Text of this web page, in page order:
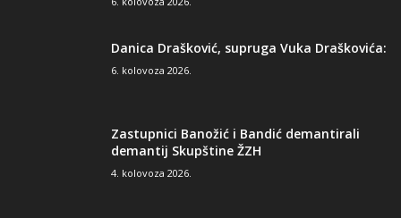
Danica Drašković, supruga Vuka Draškovića:
6. kolovoza 2026.
Zastupnici Banožić i Bandić demantirali
demantij Skupštine ŽZH
4. kolovoza 2026.